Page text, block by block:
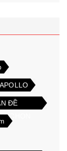
APOLLO
ĐỀ
CHỌN